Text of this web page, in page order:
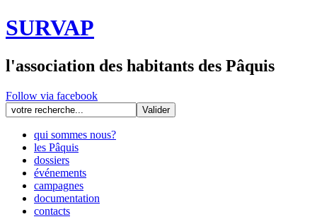
SURVAP
l'association des habitants des Pâquis
Follow via facebook
qui sommes nous?
les Pâquis
dossiers
événements
campagnes
documentation
contacts